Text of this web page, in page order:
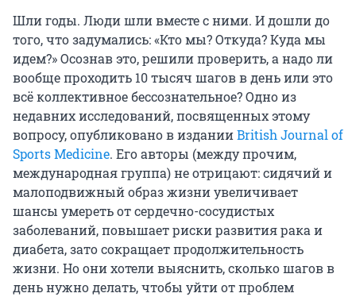
Шли годы. Люди шли вместе с ними. И дошли до
того, что задумались: «Кто мы? Откуда? Куда мы
идем?» Осознав это, решили проверить, а надо ли
вообще проходить 10 тысяч шагов в день или это
всё коллективное бессознательное? Одно из
недавних исследований, посвященных этому
вопросу, опубликовано в изданииBritish Journal of
Sports Medicine. Его авторы (между прочим,
международная группа) не отрицают: сидячий и
малоподвижный образ жизни увеличивает
шансы умереть от сердечно-сосудистых
заболеваний, повышает риски развития рака и
диабета, зато сокращает продолжительность
жизни. Но они хотели выяснить, сколько шагов в
день нужно делать, чтобы уйти от проблем